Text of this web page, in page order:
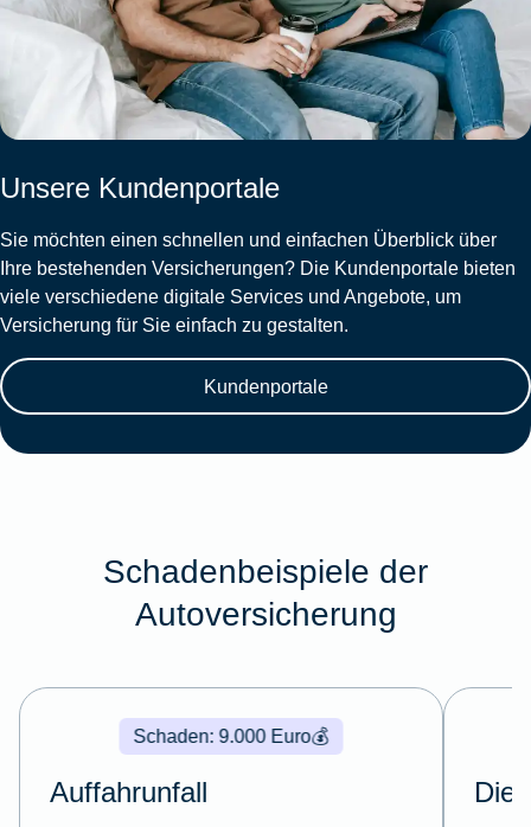
Unsere Kundenportale
Sie möchten einen schnellen und einfachen Überblick über
Ihre bestehenden Versicherungen? Die Kundenportale bieten
viele verschiedene digitale Services und Angebote, um
Versicherung für Sie einfach zu gestalten.
Kundenportale
Schadenbeispiele der
Autoversicherung
💰
Schaden: 9.000 Euro
Auffahrunfall